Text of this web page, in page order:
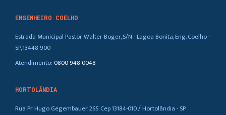
ENGENHEIRO COELHO
Estrada Municipal Pastor Walter Boger, S/N - Lagoa Bonita, Eng. Coelho -
SP, 13448-900
Atendimento:0800 948 0048
HORTOLÂNDIA
Rua Pr. Hugo Gegembauer, 265 Cep 13184-010 / Hortolândia - SP